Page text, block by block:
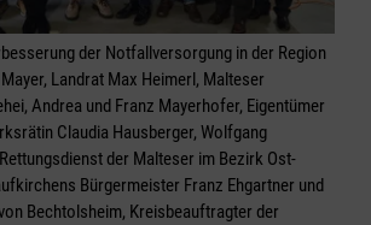
der Notfallversorgung in der Region
Landrat Max Heimerl, Malteser
Andrea und Franz Mayerhofer, Eigentümer
Claudia Hausberger, Wolfgang
der Malteser im Bezirk Ost-
Bürgermeister Franz Ehgartner und
Bechtolsheim, Kreisbeauftragter der